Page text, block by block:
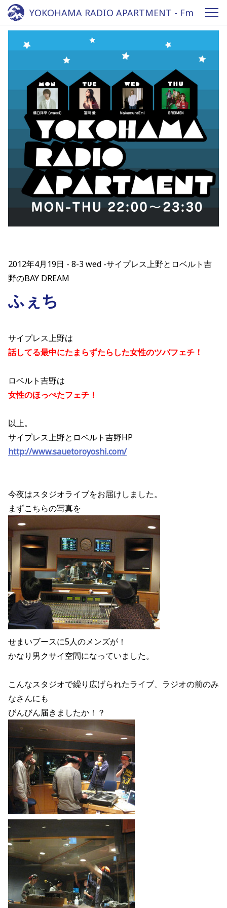
YOKOHAMA RADIO APARTMENT - Fm
yokohama 84.7
2012年4月19日
8-3 wed -サイプレス上野とロベルト吉
野のBAY DREAM
ふぇち
サイプレス上野は
話してる最中にたまらずたらした女性のツバフェチ！
ロベルト吉野は
女性のほっぺたフェチ！
以上。
サイプレス上野とロベルト吉野HP
http://www.sauetoroyoshi.com/
今夜はスタジオライブをお届けしました。
まずこちらの写真を
せまいブースに5人のメンズが！
かなり男クサイ空間になっていました。
こんなスタジオで繰り広げられたライブ、ラジオの前のみ
なさんにも
びんびん届きましたか！？